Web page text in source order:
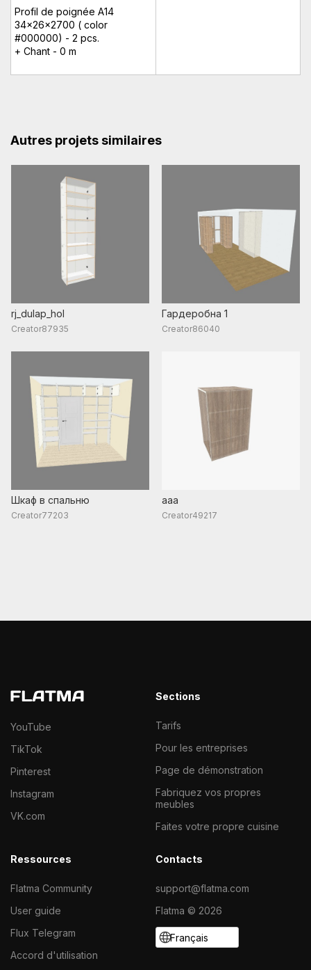
Profil de poignée A14
34x26x2700 ( color
#000000) - 2 pcs.
+ Chant - 0 m
Autres projets similaires
rj_dulap_hol
Creator87935
Гардеробна 1
Creator86040
Шкаф в спальню
Creator77203
aaa
Creator49217
YouTube
TikTok
Pinterest
Instagram
VK.com
Sections
Tarifs
Pour les entreprises
Page de démonstration
Fabriquez vos propres
meubles
Faites votre propre cuisine
Ressources
Flatma Community
User guide
Flux Telegram
Accord d'utilisation
Contacts
support@flatma.com
Flatma © 2026
Français